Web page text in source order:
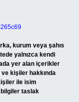
kurum veya şahıs
yalnızca kendi
yer alan içerikler
kişiler hakkında
ile isim
taslak